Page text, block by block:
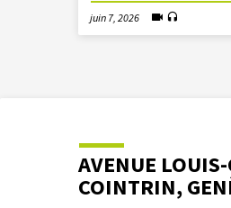
juin 7, 2026
AVENUE
COINTRIN,